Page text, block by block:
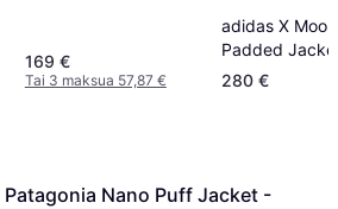
169 €
Tai 3 maksua 57,87 €
adidas X
Padded
Matte Silver
280 €
Patagonia Nano Puff Jacket -